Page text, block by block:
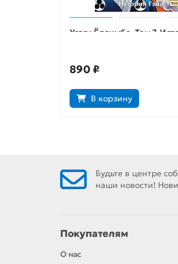
Усаги Ёдзимбо. Том 7.
890 ₽
В корзину
Будьте в центре
наши новости!
Покупателям
О нас